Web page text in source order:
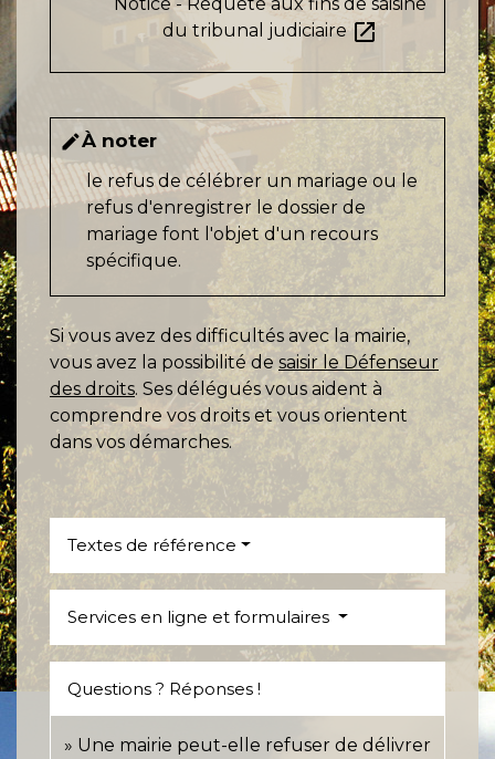
du tribunal judiciaireopen_in_new
editÀ noter
le refus de célébrer un mariage ou le
refus d'enregistrer le dossier de
mariage font l'objet d'un recours
spécifique.
Si vous avez des difficultés avec la mairie,
vous avez la possibilité de saisir le Défenseur
des droits. Ses délégués vous aident à
comprendre vos droits et vous orientent
dans vos démarches.
Textes de référence
Services en ligne et formulaires
Questions ? Réponses !
Une mairie peut-elle refuser de délivrer